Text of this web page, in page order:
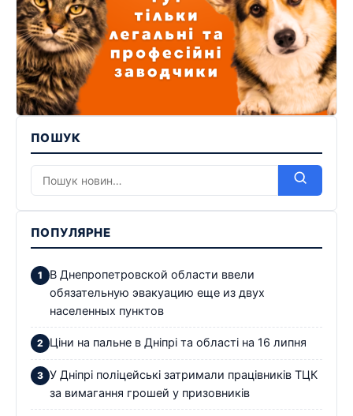
ПОШУК
ПОПУЛЯРНЕ
В Днепропетровской области ввели
обязательную эвакуацию еще из двух
населенных пунктов
Ціни на пальне в Дніпрі та області на 16 липня
У Дніпрі поліцейські затримали працівників ТЦК
за вимагання грошей у призовників